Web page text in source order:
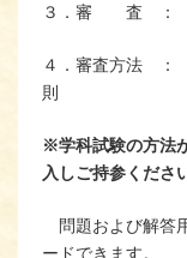
３．審 査 ：
４．審査方法 ：
則
※学科試験の方法
入しご持参くださ
問題および解答
ードできます。